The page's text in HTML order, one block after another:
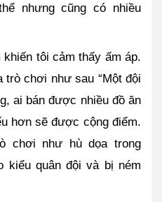
nhưng cũng có nhiều
tôi cảm thấy ấm áp.
trò chơi như sau “Một đội
ai bán được nhiều đồ ăn
hơn sẽ được cộng điểm.
chơi như hù dọa trong
kiểu quân đội và bị ném